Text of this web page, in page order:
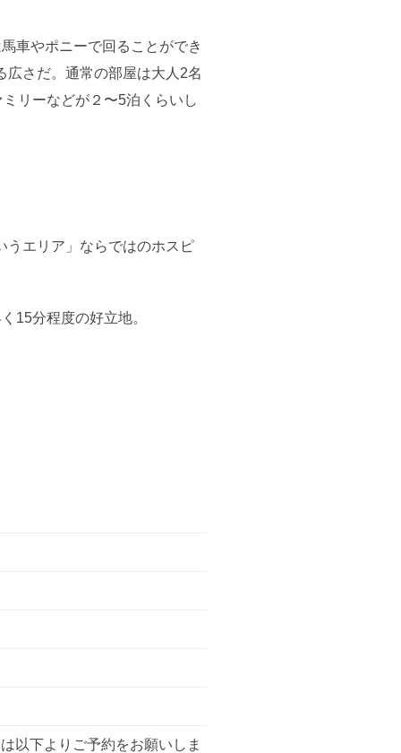
車やポニーで回ることができ
さだ。通常の部屋は大人2名
リーなどが２〜5泊くらいし
うエリア」ならではのホスピ
15分程度の好立地。
以下よりご予約をお願いしま